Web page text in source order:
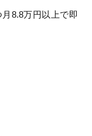
8.8万円以上で即